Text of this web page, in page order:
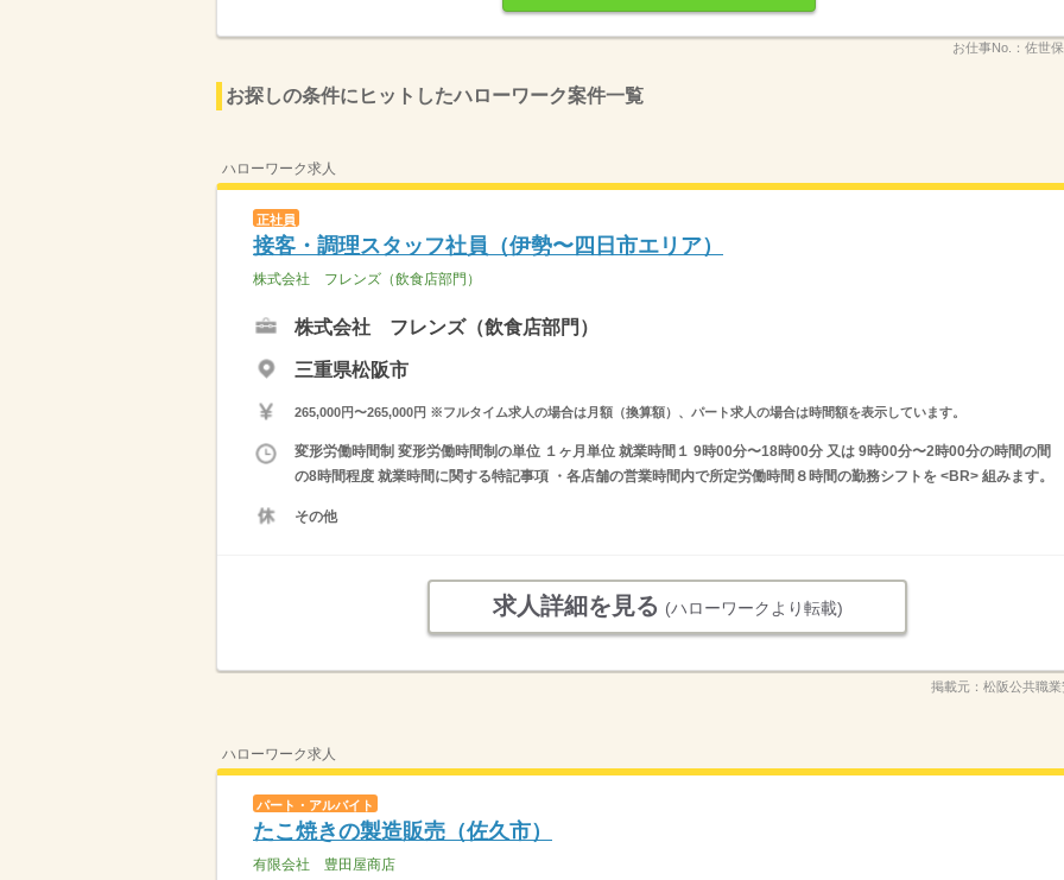
お仕事No.： 佐世
お探しの条件にヒットしたハローワーク案件一覧
ハローワーク求人
正社員
接客・調理スタッフ社員（伊勢〜四日市エリア）
株式会社 フレンズ（飲食店部門）
株式会社 フレンズ（飲食店部門）
三重県松阪市
265,000円〜265,000円 ※フルタイム求人の場合は月額（換算額）、パート求人の場合は時間額を表示しています。
変形労働時間制 変形労働時間制の単位 １ヶ月単位 就業時間１ 9時00分〜18時00分 又は 9時00分〜2時00分の時間の間
の8時間程度 就業時間に関する特記事項 ・各店舗の営業時間内で所定労働時間８時間の勤務シフトを <BR> 組みます。
その他
求人詳細を見る (ハローワークより転載)
掲載元： 松阪公共職
ハローワーク求人
パート・アルバイト
たこ焼きの製造販売（佐久市）
有限会社 豊田屋商店